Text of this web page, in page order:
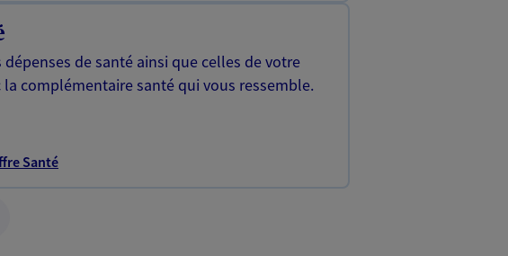
dépenses de santé ainsi que celles de votre
complémentaire santé qui vous ressemble.
Santé